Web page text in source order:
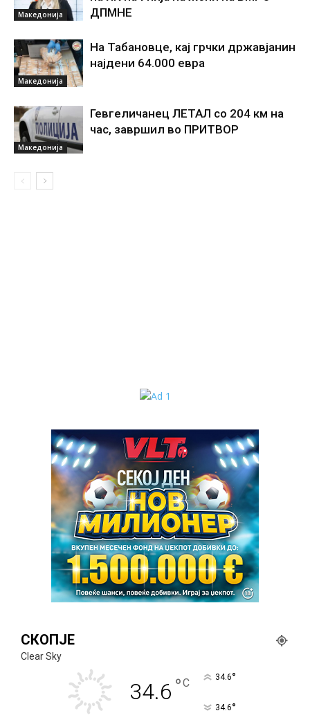
Македонија
ДПМНЕ
Македонија
На Табановце, кај грчки државјанин
најдени 64.000 евра
Македонија
Гевгеличанец ЛЕТАЛ со 204 км на
час, завршил во ПРИТВОР
СКОПЈЕ
Clear Sky
34.6 °C 34.6°
34.6°